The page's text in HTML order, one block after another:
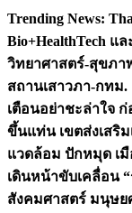
Skip
content
Trending News:
Bio+HealthTech แ
วิทยาศาสตร์-สุขภา
สถานเสาวภา-กทม.
เตือนอย่าชะล่าใจ
ขึ้นแท่น เขตส่งเสริ
แวดล้อม ปักหมุด เ
เดินหน้าขับเคลื่อน
สังคมศาสตร์ มนุษย